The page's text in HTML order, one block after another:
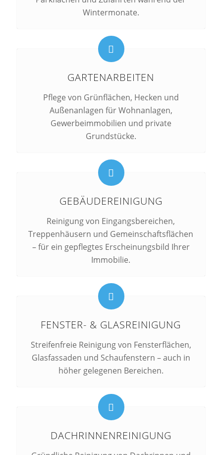
Wintermonate.
GARTENARBEITEN
Pflege von Grünflächen, Hecken und
Außenanlagen für Wohnanlagen,
Gewerbeimmobilien und private
Grundstücke.
GEBÄUDEREINIGUNG
Reinigung von Eingangsbereichen,
Treppenhäusern und Gemeinschaftsflächen
– für ein gepflegtes Erscheinungsbild Ihrer
Immobilie.
FENSTER- & GLASREINIGUNG
Streifenfreie Reinigung von Fensterflächen,
Glasfassaden und Schaufenstern – auch in
höher gelegenen Bereichen.
DACHRINNENREINIGUNG